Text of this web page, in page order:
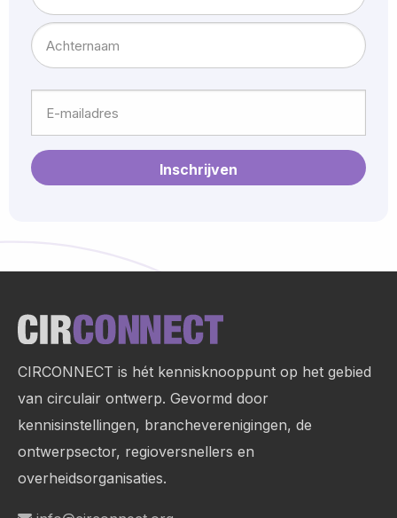
Voornaam
Site
footer
CIRCONNECT is hét kennisknooppunt op het gebied
van circulair ontwerp. Gevormd door
kennisinstellingen, brancheverenigingen, de
ontwerpsector, regioversnellers en
overheidsorganisaties.